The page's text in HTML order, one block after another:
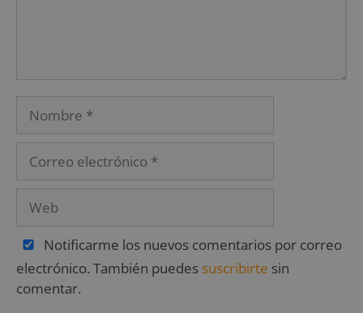
Notificarme los nuevos comentarios por correo
electrónico. También puedes suscribirte sin
comentar.